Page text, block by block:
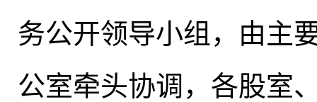
务公开领导小组 ， 由主
公室牵头协调，各股室